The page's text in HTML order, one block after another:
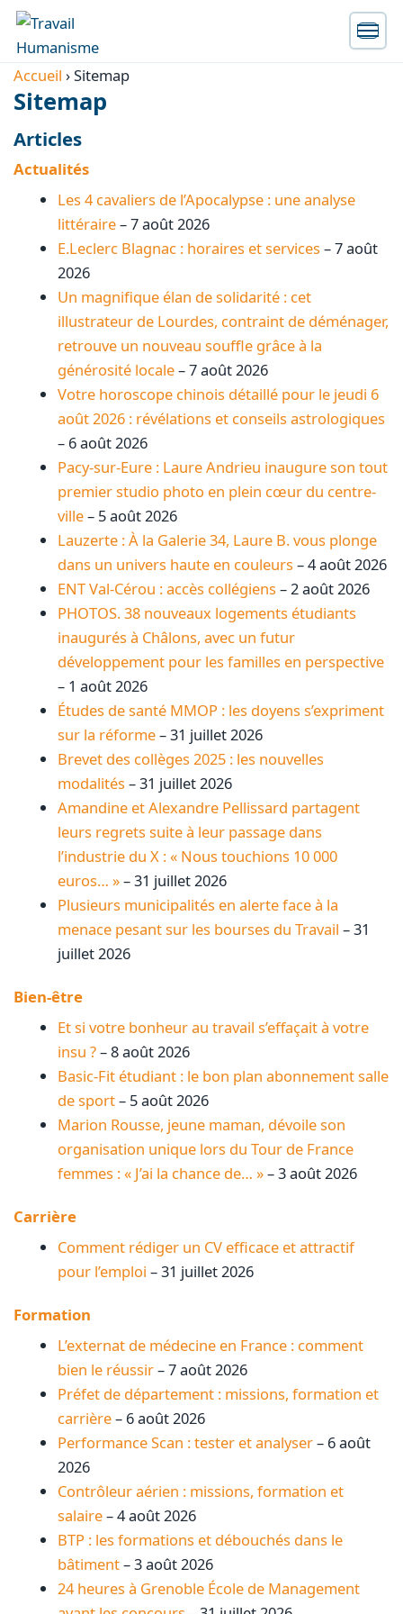
Accueil ›Sitemap
Sitemap
Articles
Actualités
Les 4 cavaliers de l’Apocalypse : une analyse
littéraire– 7 août 2026
E.Leclerc Blagnac : horaires et services– 7 août
2026
Un magnifique élan de solidarité : cet
illustrateur de Lourdes, contraint de déménager,
retrouve un nouveau souffle grâce à la
générosité locale– 7 août 2026
Votre horoscope chinois détaillé pour le jeudi 6
août 2026 : révélations et conseils astrologiques
– 6 août 2026
Pacy-sur-Eure : Laure Andrieu inaugure son tout
premier studio photo en plein cœur du centre-
ville– 5 août 2026
Lauzerte : À la Galerie 34, Laure B. vous plonge
dans un univers haute en couleurs– 4 août 2026
ENT Val-Cérou : accès collégiens– 2 août 2026
PHOTOS. 38 nouveaux logements étudiants
inaugurés à Châlons, avec un futur
développement pour les familles en perspective
– 1 août 2026
Études de santé MMOP : les doyens s’expriment
sur la réforme– 31 juillet 2026
Brevet des collèges 2025 : les nouvelles
modalités– 31 juillet 2026
Amandine et Alexandre Pellissard partagent
leurs regrets suite à leur passage dans
l’industrie du X : « Nous touchions 10 000
euros… »– 31 juillet 2026
Plusieurs municipalités en alerte face à la
menace pesant sur les bourses du Travail – 31
juillet 2026
Bien-être
Et si votre bonheur au travail s’effaçait à votre
insu ?– 8 août 2026
Basic-Fit étudiant : le bon plan abonnement salle
de sport– 5 août 2026
Marion Rousse, jeune maman, dévoile son
organisation unique lors du Tour de France
femmes : « J’ai la chance de… »– 3 août 2026
Carrière
Comment rédiger un CV efficace et attractif
pour l’emploi – 31 juillet 2026
Formation
L’externat de médecine en France : comment
bien le réussir– 7 août 2026
Préfet de département : missions, formation et
carrière– 6 août 2026
Performance Scan : tester et analyser– 6 août
2026
Contrôleur aérien : missions, formation et
salaire– 4 août 2026
BTP : les formations et débouchés dans le
bâtiment– 3 août 2026
24 heures à Grenoble École de Management